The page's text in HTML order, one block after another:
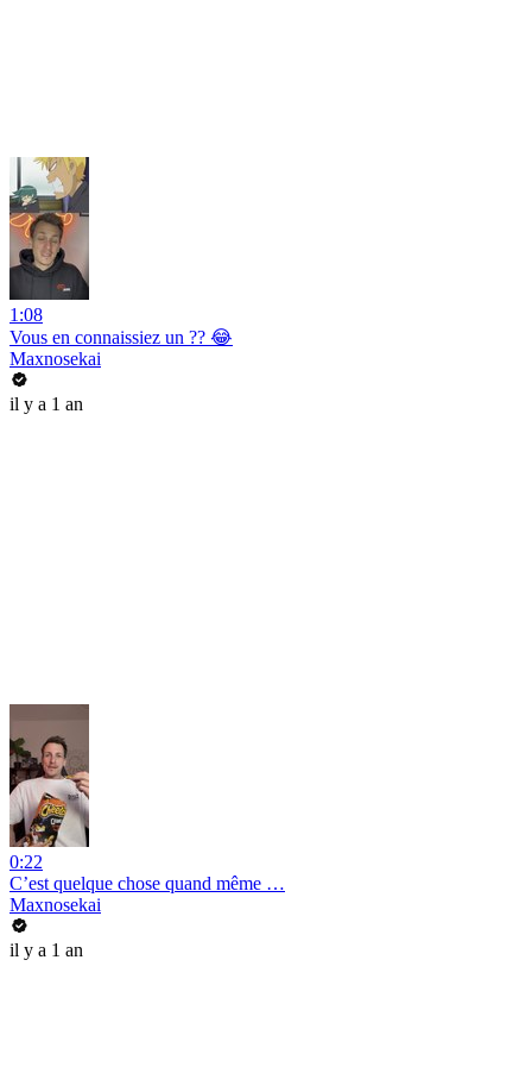
1:08
Vous en connaissiez un ?? 😂
Maxnosekai
il y a 1 an
0:22
C’est quelque chose quand même …
Maxnosekai
il y a 1 an